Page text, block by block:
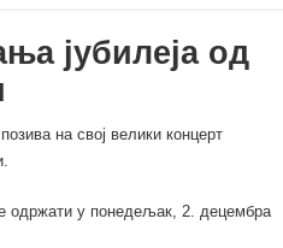
јубилеја од
на свој велики концерт
одржати у понедељак, 2. децембра